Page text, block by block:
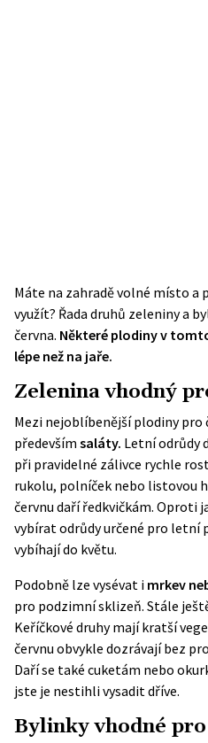
Máte na zahradě volné místo
využít? Řada druhů zeleniny a
června. Některé plodiny v
lépe než na jaře.
Zelenina vhodný
Mezi nejoblíbenější plodiny pro
především saláty. Letní odrůdy
při pravidelné zálivce rychle
rukolu, polníček nebo listovou
červnu daří ředkvičkám. Oproti
vybírat odrůdy určené pro letní
vybíhají do květu.
Podobně lze vysévat i mrkev
pro podzimní sklizeň. Stále
Keříčkové druhy mají kratší
červnu obvykle dozrávají bez
Daří se také cuketám nebo
jste je nestihli vysadit dříve.
Bylinky vhodné